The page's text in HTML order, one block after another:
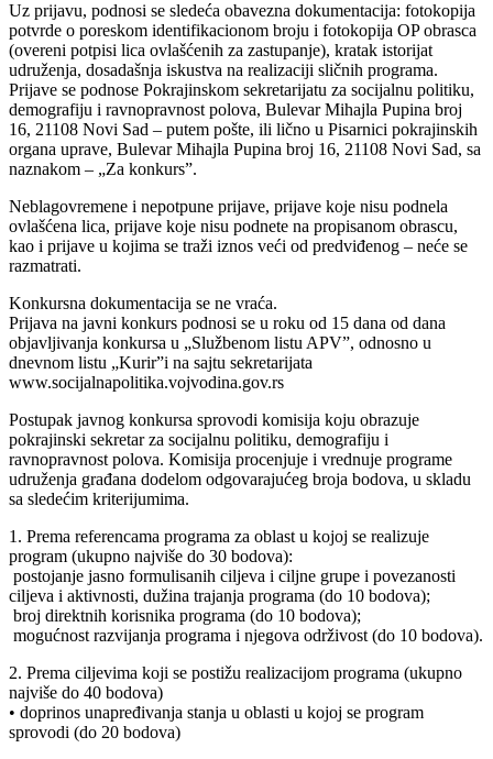
Uz prijavu, podnosi se sledeća obavezna dokumentacija: fotokopija
potvrde o poreskom identifikacionom broju i fotokopija OP obrasca
(overeni potpisi lica ovlašćenih za zastupanje), kratak istorijat
udruženja, dosadašnja iskustva na realizaciji sličnih programa.
Prijave se podnose Pokrajinskom sekretarijatu za socijalnu politiku,
demografiju i ravnopravnost polova, Bulevar Mihajla Pupina broj
16, 21108 Novi Sad – putem pošte, ili lično u Pisarnici pokrajinskih
organa uprave, Bulevar Mihajla Pupina broj 16, 21108 Novi Sad, sa
naznakom – „Za konkurs”.
Neblagovremene i nepotpune prijave, prijave koje nisu podnela
ovlašćena lica, prijave koje nisu podnete na propisanom obrascu,
kao i prijave u kojima se traži iznos veći od predviđenog – neće se
razmatrati.
Konkursna dokumentacija se ne vraća.
Prijava na javni konkurs podnosi se u roku od 15 dana od dana
objavljivanja konkursa u „Službenom listu APV”, odnosno u
dnevnom listu „Kurir”i na sajtu sekretarijata
www.socijalnapolitika.vojvodina.gov.rs
Postupak javnog konkursa sprovodi komisija koju obrazuje
pokrajinski sekretar za socijalnu politiku, demografiju i
ravnopravnost polova. Komisija procenjuje i vrednuje programe
udruženja građana dodelom odgovarajućeg broja bodova, u skladu
sa sledećim kriterijumima.
1. Prema referencama programa za oblast u kojoj se realizuje
program (ukupno najviše do 30 bodova):
­ postojanje jasno formulisanih ciljeva i ciljne grupe i povezanosti
ciljeva i aktivnosti, dužina trajanja programa (do 10 bodova);
­ broj direktnih korisnika programa (do 10 bodova);
­ mogućnost razvijanja programa i njegova održivost (do 10 bodova).
2. Prema ciljevima koji se postižu realizacijom programa (ukupno
najviše do 40 bodova)
• doprinos unapređivanja stanja u oblasti u kojoj se program
sprovodi (do 20 bodova)